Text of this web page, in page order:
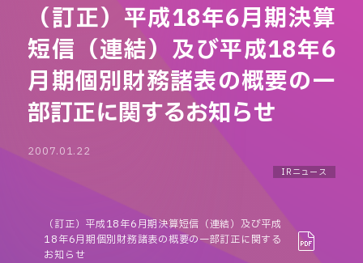
IR
（訂正）平成18年6月期決算
短信（連結）及び平成18年6
月期個別財務諸表の概要の一
部訂正に関するお知らせ
2007.01.22
IRニュース
（訂正）平成18年6月期決算短信（連結）及び平成
18年6月期個別財務諸表の概要の一部訂正に関する
お知らせ